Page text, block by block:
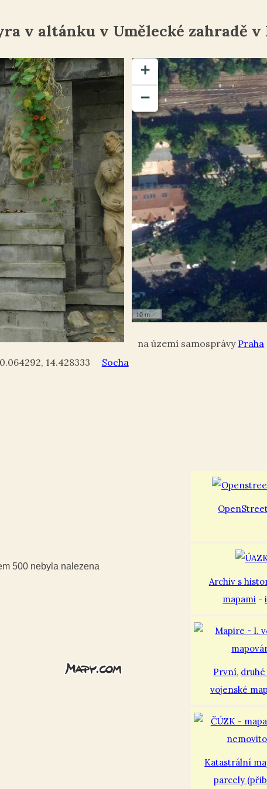
v altánku v Umělecké zahradě v
+
−
10 m
Praha
, 14.428333 Socha
500 nebyla nalezena
Archiv s
mapami -
První, druhé
vojenské
Katastrální
parcely